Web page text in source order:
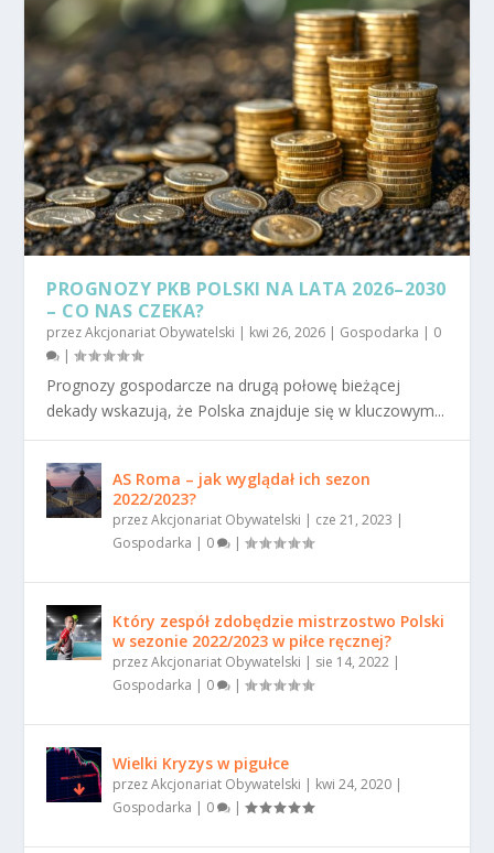
PROGNOZY PKB POLSKI NA LATA 2026–2030
– CO NAS CZEKA?
przezAkcjonariat Obywatelski | kwi 26, 2026 | Gospodarka | 0
|
Prognozy gospodarcze na drugą połowę bieżącej
dekady wskazują, że Polska znajduje się w kluczowym...
AS Roma – jak wyglądał ich sezon
2022/2023?
przezAkcjonariat Obywatelski | cze 21, 2023 |
Gospodarka | 0 |
Który zespół zdobędzie mistrzostwo Polski
w sezonie 2022/2023 w piłce ręcznej?
przezAkcjonariat Obywatelski | sie 14, 2022 |
Gospodarka | 0 |
Wielki Kryzys w pigułce
przezAkcjonariat Obywatelski | kwi 24, 2020 |
Gospodarka | 0 |